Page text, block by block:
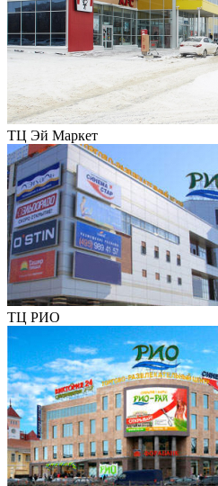
ТЦ Эй Маркет
ТЦ РИО